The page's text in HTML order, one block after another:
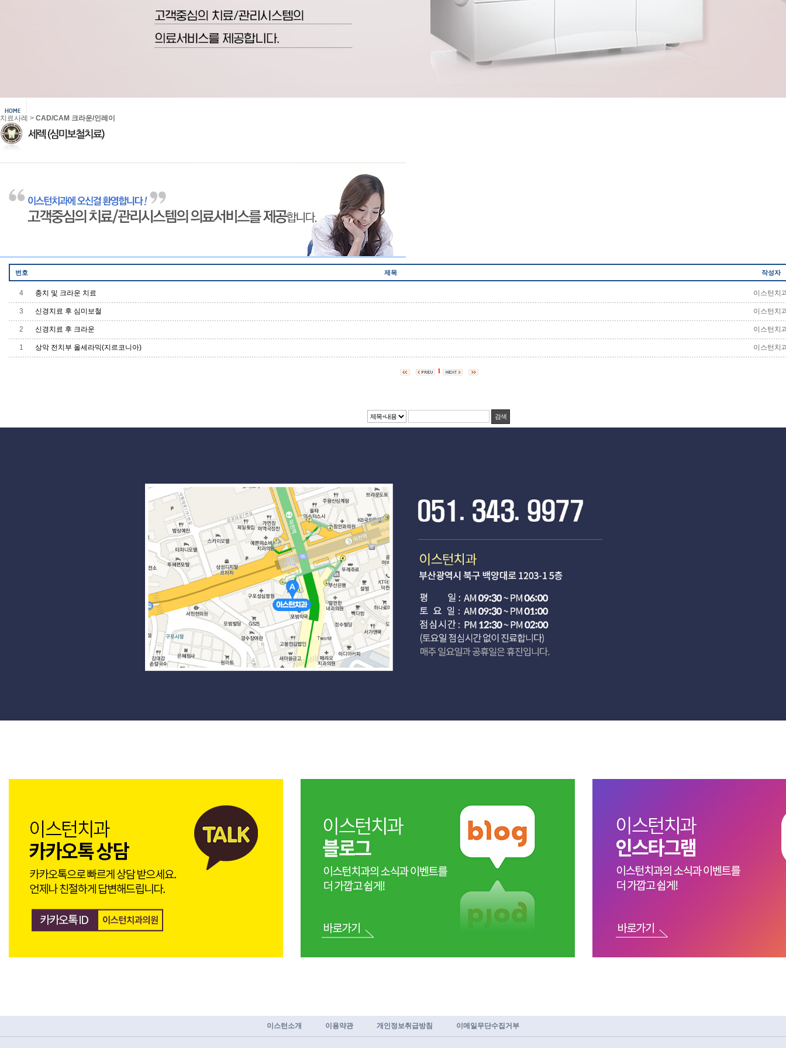
치료사례 > CAD/CAM 크라운/인레이
번호 제목 작성자
4 충치 및 크라운 치료 이스턴치
3 신경치료 후 심미보철 이스턴치
2 신경치료 후 크라운 이스턴치
1 상악 전치부 올세라믹(지르코니아) 이스턴치
1
검색
이스턴소개 이용약관 개인정보취급방침 이메일무단수집거부